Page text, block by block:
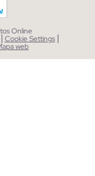
Online
| Cookie Settings |
web